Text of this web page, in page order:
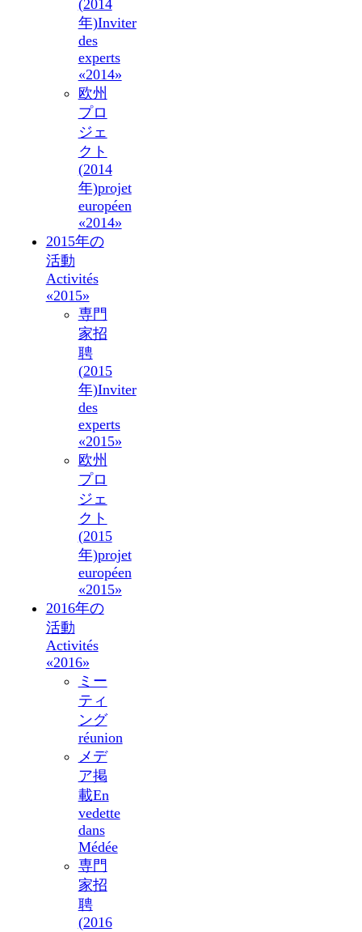
(2014
年)Inviter
des
experts
«2014»
欧州
プロ
ジェ
クト
(2014
年)projet
européen
«2014»
2015年の
活動
Activités
«2015»
専門
家招
聘
(2015
年)Inviter
des
experts
«2015»
欧州
プロ
ジェ
クト
(2015
年)projet
européen
«2015»
2016年の
活動
Activités
«2016»
ミー
ティ
ング
réunion
メデ
ア掲
載En
vedette
dans
Médée
専門
家招
聘
(2016